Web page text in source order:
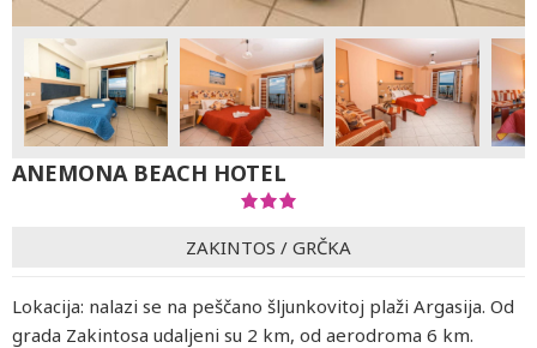
ANEMONA BEACH HOTEL
ZAKINTOS / GRČKA
Lokacija: nalazi se na peščano šljunkovitoj plaži Argasija. Od
grada Zakintosa udaljeni su 2 km, od aerodroma 6 km.